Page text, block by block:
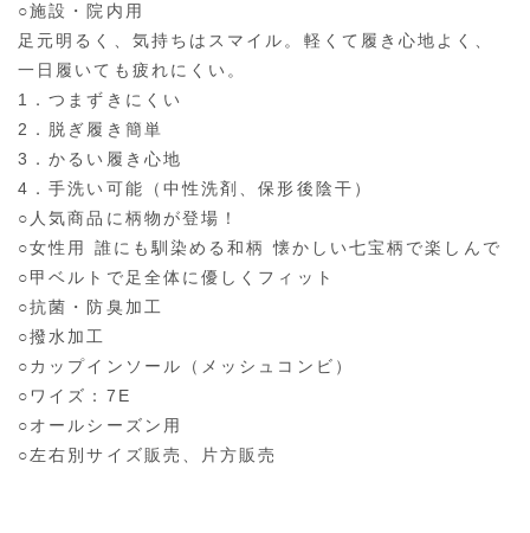
○施設・院内用
足元明るく、気持ちはスマイル。軽くて履き心地よく、
一日履いても疲れにくい。
1．つまずきにくい
2．脱ぎ履き簡単
3．かるい履き心地
4．手洗い可能（中性洗剤、保形後陰干）
○人気商品に柄物が登場！
○女性用 誰にも馴染める和柄 懐かしい七宝柄で楽しんで
○甲ベルトで足全体に優しくフィット
○抗菌・防臭加工
○撥水加工
○カップインソール（メッシュコンビ）
○ワイズ：7E
○オールシーズン用
○左右別サイズ販売、片方販売